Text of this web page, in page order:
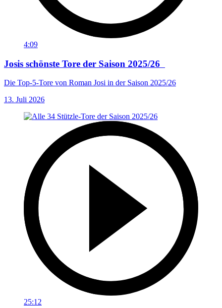
4:09
Josis schönste Tore der Saison 2025/26
Die Top-5-Tore von Roman Josi in der Saison 2025/26
13. Juli 2026
25:12